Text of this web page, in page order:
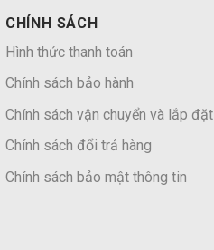
CHÍNH SÁCH
Hình thức thanh toán
Chính sách bảo hành
Chính sách vận chuyển và lắp đặt
Chính sách đổi trả hàng
Chính sách bảo mật thông tin